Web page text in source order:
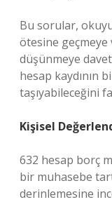
Bu sorular,
ötesine geçmeye
düşünmeye
hesap kaydının
taşıyabileceğini
Kişisel
632 hesap borç
bir muhasebe
derinlemesine